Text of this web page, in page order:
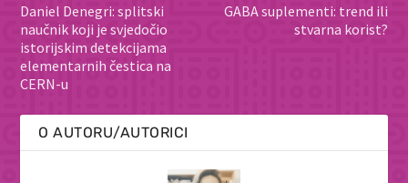
Daniel Denegri: splitski
naučnik koji je svjedočio
istorijskim detekcijama
elementarnih čestica na
CERN-u
GABA suplementi: trend ili
stvarna korist?
O AUTORU/AUTORICI